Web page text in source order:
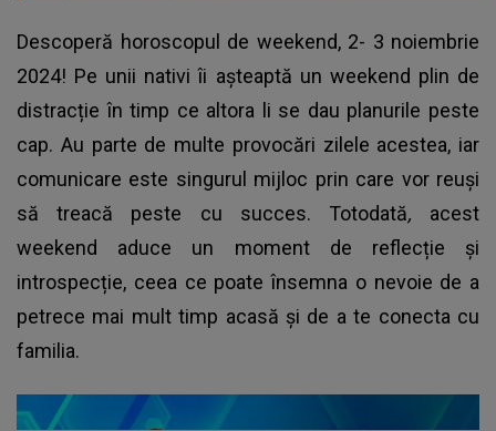
Descoperă horoscopul de weekend, 2- 3 noiembrie
2024! Pe unii nativi îi așteaptă un weekend plin de
distracție în timp ce altora li se dau planurile peste
cap. Au parte de multe provocări zilele acestea, iar
comunicare este singurul mijloc prin care vor reuși
să treacă peste cu succes. Totodată, acest
weekend aduce un moment de reflecție și
introspecție, ceea ce poate însemna o nevoie de a
petrece mai mult timp acasă și de a te conecta cu
familia.